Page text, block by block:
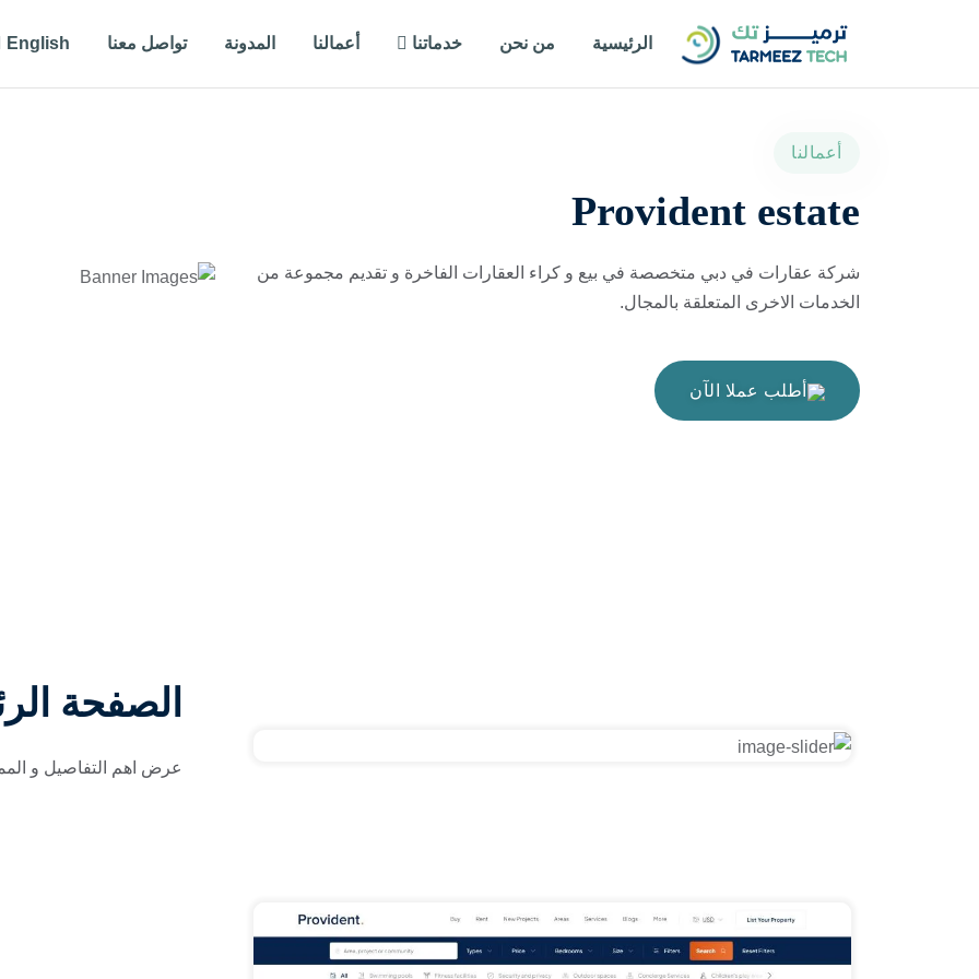
الرئيسية من نحن خدماتنا أعمالنا المدونة تواصل معنا English
أعمالنا
Provident estate
شركة عقارات في دبي متخصصة في بيع و كراء العقارات الفاخرة و تقديم مجموعة من
الخدمات الاخرى المتعلقة بالمجال.
أطلب عملا الآن
الصفحة
عرض اهم التفاصيل و